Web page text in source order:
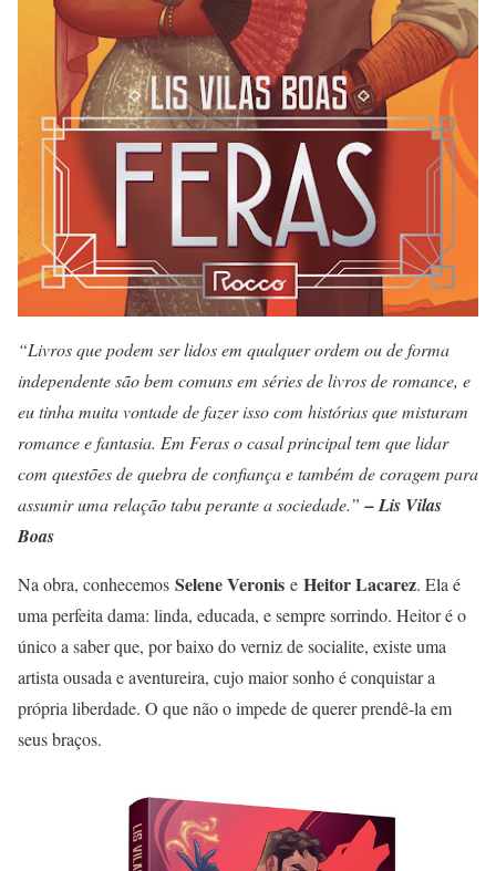
“Livros que podem ser lidos em qualquer ordem ou de forma
independente são bem comuns em séries de livros de romance, e
eu tinha muita vontade de fazer isso com histórias que misturam
romance e fantasia. Em Feras o casal principal tem que lidar
com questões de quebra de confiança e também de coragem para
assumir uma relação tabu perante a sociedade.”– Lis Vilas
Boas
Na obra, conhecemos Selene Veronis e Heitor Lacarez. Ela é
uma perfeita dama: linda, educada, e sempre sorrindo. Heitor é o
único a saber que, por baixo do verniz de socialite, existe uma
artista ousada e aventureira, cujo maior sonho é conquistar a
própria liberdade. O que não o impede de querer prendê-la em
seus braços.